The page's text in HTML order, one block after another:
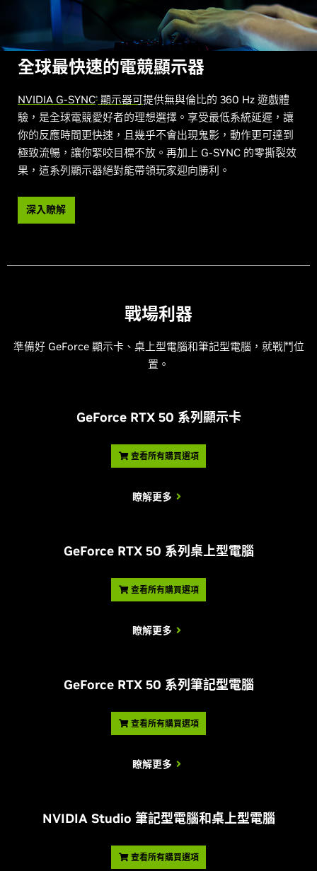
全球最快速的電競顯示器
NVIDIA G-SYNC® 顯示器可提供無與倫比的 360 Hz 遊戲體
驗，是全球電競愛好者的理想選擇。享受最低系統延遲，讓
你的反應時間更快速，且幾乎不會出現鬼影，動作更可達到
極致流暢，讓你緊咬目標不放。再加上 G-SYNC 的零撕裂效
果，這系列顯示器絕對能帶領玩家迎向勝利。
深入瞭解
戰場利器
準備好 GeForce 顯示卡、桌上型電腦和筆記型電腦，就戰鬥位
置。
GeForce RTX 50 系列顯示卡
查看所有購買選項
瞭解更多
GeForce RTX 50 系列桌上型電腦
查看所有購買選項
瞭解更多
GeForce RTX 50 系列筆記型電腦
查看所有購買選項
瞭解更多
NVIDIA Studio 筆記型電腦和桌上型電腦
查看所有購買選項